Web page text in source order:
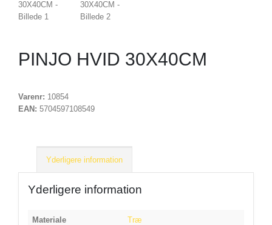
PINJO HVID 30X40CM
Varenr: 10854
EAN: 5704597108549
Yderligere information
Yderligere information
Materiale Træ